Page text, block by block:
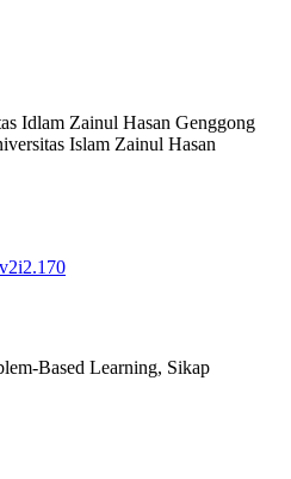
Idlam Zainul Hasan Genggong
Islam Zainul Hasan
Based Learning, Sikap